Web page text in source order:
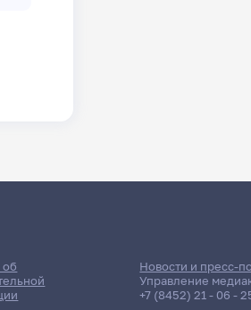
об
Новости и пресс-
Управление
+7 (8452) 21 - 06 -